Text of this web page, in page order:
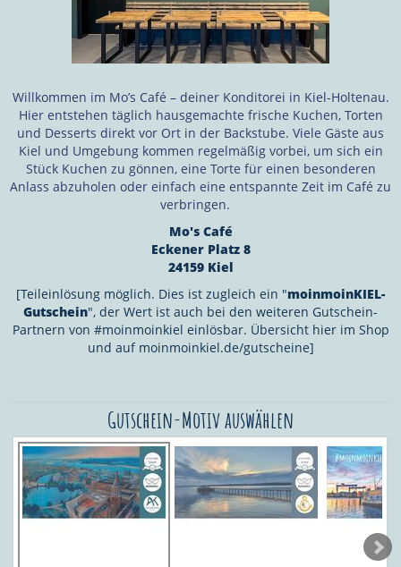
Willkommen im Mo’s Café – deiner Konditorei in Kiel-Holtenau.
Hier entstehen täglich hausgemachte frische Kuchen, Torten
und Desserts direkt vor Ort in der Backstube. Viele Gäste aus
Kiel und Umgebung kommen regelmäßig vorbei, um sich ein
Stück Kuchen zu gönnen, eine Torte für einen besonderen
Anlass abzuholen oder einfach eine entspannte Zeit im Café zu
verbringen.
Mo's Café
Eckener Platz 8
24159 Kiel
[Teileinlösung möglich. Dies ist zugleich ein "moinmoinKIEL-
Gutschein", der Wert ist auch bei den weiteren Gutschein-
Partnern von #moinmoinkiel einlösbar. Übersicht hier im Shop
und auf moinmoinkiel.de/gutscheine]
Gutschein-Motiv auswählen